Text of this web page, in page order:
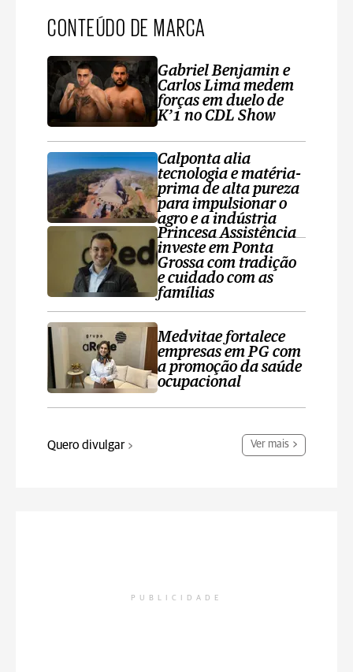
CONTEÚDO DE MARCA
Gabriel Benjamin e
Carlos Lima medem
forças em duelo de
K’1 no CDL Show
Calponta alia
tecnologia e matéria-
prima de alta pureza
para impulsionar o
agro e a indústria
Princesa Assistência
investe em Ponta
Grossa com tradição
e cuidado com as
famílias
Medvitae fortalece
empresas em PG com
a promoção da saúde
ocupacional
Quero divulgar Ver mais
PUBLICIDADE